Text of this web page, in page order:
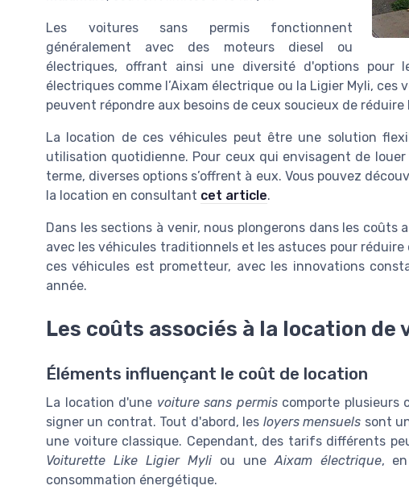
Les voitures sans permis fonctionnent
généralement avec des moteurs diesel ou
électriques, offrant ainsi une diversité d'options pour
électriques comme l’Aixam électrique ou la Ligier Myli,
peuvent répondre aux besoins de ceux soucieux de
La location de ces véhicules peut être une solution
utilisation quotidienne. Pour ceux qui envisagent de
terme, diverses options s’offrent à eux. Vous pouvez
la location en consultant cet article.
Dans les sections à venir, nous plongerons dans les coûts
avec les véhicules traditionnels et les astuces pour
ces véhicules est prometteur, avec les innovations
année.
Les coûts associés à la location de
Éléments influençant le coût de location
La location d'une voiture sans permiscomporte plusieurs
signer un contrat. Tout d'abord, les loyers mensuels sont
une voiture classique. Cependant, des tarifs différents
Voiturette Like Ligier Myliou uneAixam électrique,
consommation énergétique.